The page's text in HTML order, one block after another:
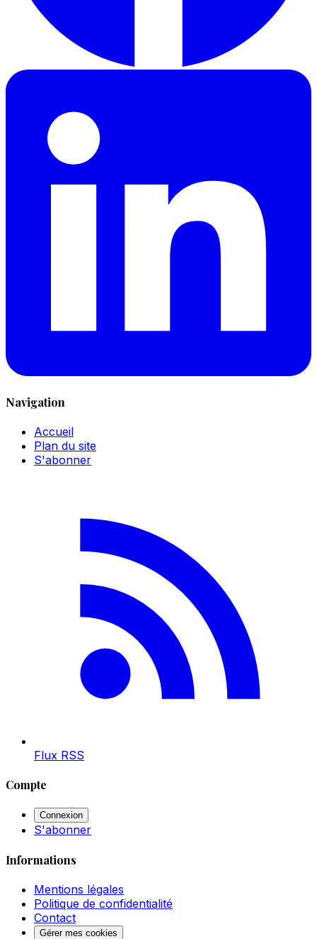
Navigation
Accueil
Plan du site
S'abonner
Flux RSS
Compte
Connexion
S'abonner
Informations
Mentions légales
Politique de confidentialité
Contact
Gérer mes cookies